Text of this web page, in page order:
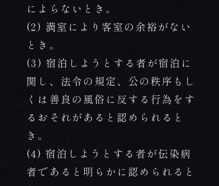
によらないとき。
(2) 満室により客室の余裕がない
とき。
(3) 宿泊しようとする者が宿泊に
関し、法令の規定、公の秩序もし
くは善良の風俗に反する行為をす
るおそれがあると認められると
き。
(4) 宿泊しようとする者が伝染病
者であると明らかに認められると